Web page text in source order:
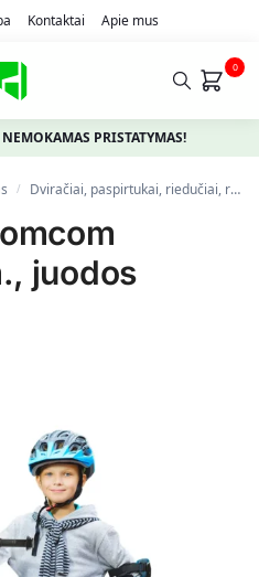
Kontaktai Apie mus
0
NEMOKAMAS PRISTATYMAS!
/ Dviračiai, paspirtukai, riedučiai, riedlentės
juodos